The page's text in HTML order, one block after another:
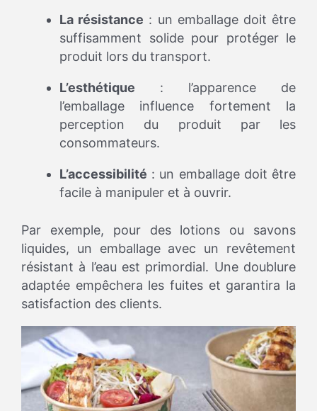
La résistance : un emballage doit être
suffisamment solide pour protéger le
produit lors du transport.
L’esthétique : l’apparence de
l’emballage influence fortement la
perception du produit par les
consommateurs.
L’accessibilité : un emballage doit être
facile à manipuler et à ouvrir.
Par exemple, pour des lotions ou savons
liquides, un emballage avec un revêtement
résistant à l’eau est primordial. Une doublure
adaptée empêchera les fuites et garantira la
satisfaction des clients.